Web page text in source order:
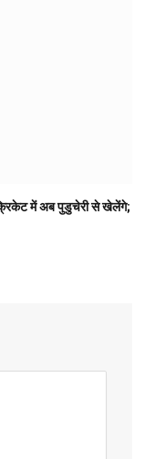
में अब पुडुचेरी से खेलेंगे;